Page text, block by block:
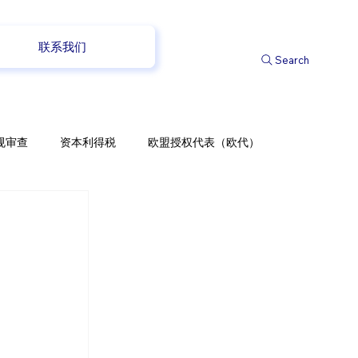
联系我们
Search
审查 资本利得税 欧盟授权代表（欧代）